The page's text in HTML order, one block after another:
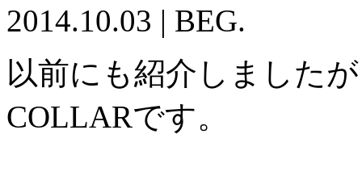
2014.10.03 | BEG.
以前にも紹介しました
COLLARです。